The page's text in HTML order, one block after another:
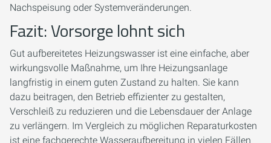
Nachspeisung oder Systemveränderungen.
Fazit: Vorsorge lohnt sich
Gut aufbereitetes Heizungswasser ist eine einfache, aber
wirkungsvolle Maßnahme, um Ihre Heizungsanlage
langfristig in einem guten Zustand zu halten. Sie kann
dazu beitragen, den Betrieb effizienter zu gestalten,
Verschleiß zu reduzieren und die Lebensdauer der Anlage
zu verlängern. Im Vergleich zu möglichen Reparaturkosten
ist eine fachgerechte Wasseraufbereitung in vielen Fällen